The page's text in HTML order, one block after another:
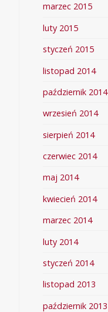
marzec 2015
luty 2015
styczeń 2015
listopad 2014
październik 2014
wrzesień 2014
sierpień 2014
czerwiec 2014
maj 2014
kwiecień 2014
marzec 2014
luty 2014
styczeń 2014
listopad 2013
październik 2013